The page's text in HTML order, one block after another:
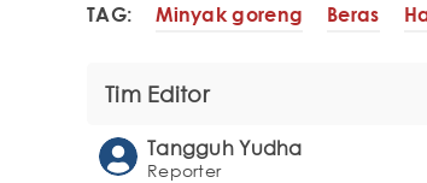
TAG: Minyak goreng Beras
Tim Editor
Tangguh Yudha
Reporter